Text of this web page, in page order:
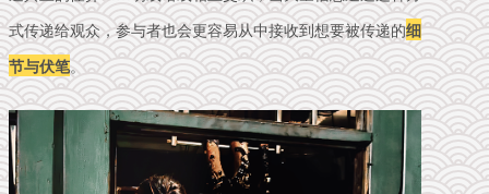
式传递给观众，参与者也会更容易从中接收到想要被传递的细
节与伏笔。